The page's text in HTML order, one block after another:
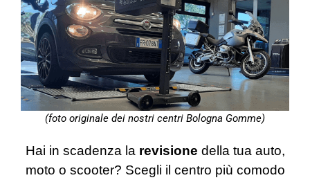
(foto originale dei nostri centri Bologna Gomme)
Hai in scadenza la revisione della tua auto,
moto o scooter? Scegli il centro più comodo